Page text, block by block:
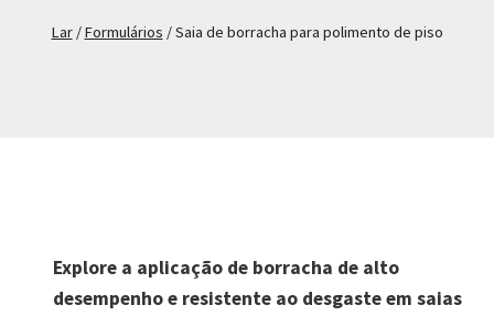
Lar /Formulários /Saia de borracha para polimento de piso
Explore a aplicação de borracha de alto
desempenho e resistente ao desgaste em saias